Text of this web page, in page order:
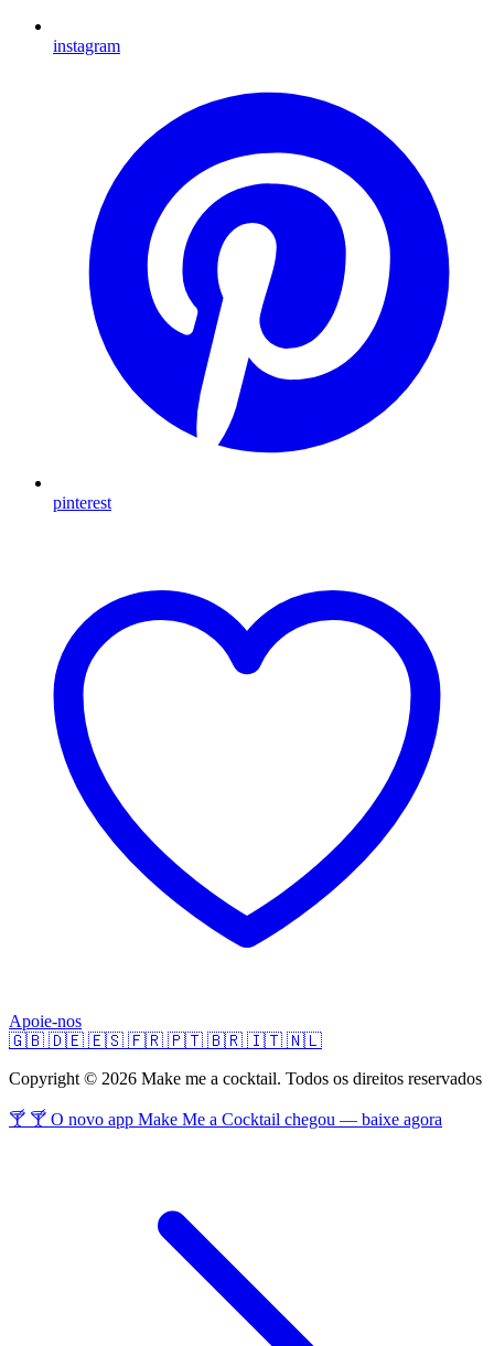
instagram
pinterest
Apoie-nos
🇬🇧 🇩🇪 🇪🇸 🇫🇷 🇵🇹 🇧🇷 🇮🇹 🇳🇱
Copyright © 2026 Make me a cocktail. Todos os direitos reservados
🍸 🍸 O novo app Make Me a Cocktail chegou — baixe agora